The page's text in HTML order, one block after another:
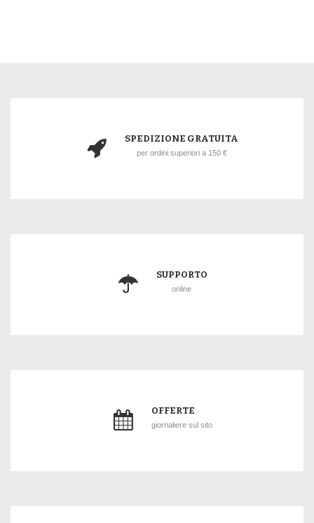
SPEDIZIONE GRATUITA
per ordini superiori a 150 €
SUPPORTO
online
OFFERTE
giornaliere sul sito